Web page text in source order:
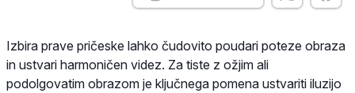
Izbira prave pričeske lahko čudovito poudari poteze obraza
in ustvari harmoničen videz. Za tiste z ožjim ali
podolgovatim obrazom je ključnega pomena ustvariti iluzijo